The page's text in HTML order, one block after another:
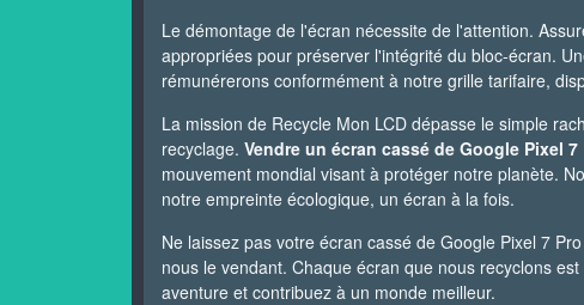
Le démontage de l'écran nécessite de l'attention.
appropriées pour préserver l'intégrité du bloc-écran.
rémunérerons conformément à notre grille tarifaire,
La mission de Recycle Mon LCD dépasse le simple
recyclage. Vendre un écran cassé de Google Pixel 7
mouvement mondial visant à protéger notre planète.
notre empreinte écologique, un écran à la fois.
Ne laissez pas votre écran cassé de Google Pixel 7
nous le vendant. Chaque écran que nous recyclons
aventure et contribuez à un monde meilleur.